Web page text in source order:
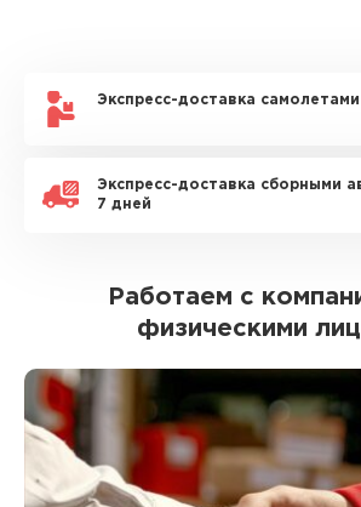
Экспресс-доставка
Экспресс-доставка сборными
7 дней
Работаем с
физическими